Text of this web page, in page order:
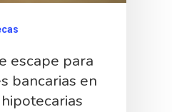
escape para
bancarias en